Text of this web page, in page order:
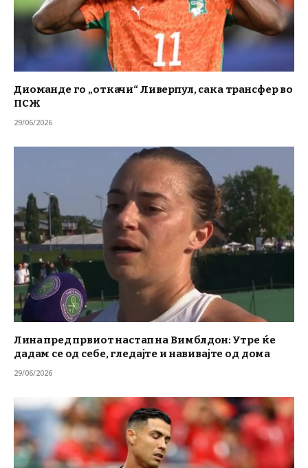
Диоманде го „откачи“ Ливерпул, сака трансфер во
ПСЖ
29/06/2026
Лина пред првиот настап на Вимблдон: Утре ќе
дадам се од себе, гледајте и навивајте од дома
29/06/2026